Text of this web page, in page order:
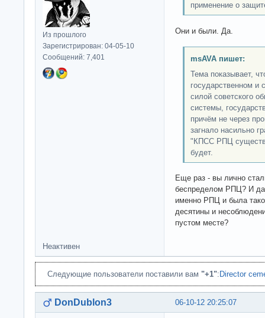
Из прошлого
Зарегистрирован: 04-05-10
Сообщений: 7,401
применение о
Они и были. Да.
msAVA пишет:
Тема показывает,
государственном и
силой советского
системы,
причём не через
загнало насильно
"КПСС РПЦ
будет.
Еще раз - вы лично
беспределом РПЦ? И
именно РПЦ и была
десятины и
пустом месте?
Неактивен
Следующие пользователи поставили вам "+1": Director
06-10-12 20:25:07
DonDublon3